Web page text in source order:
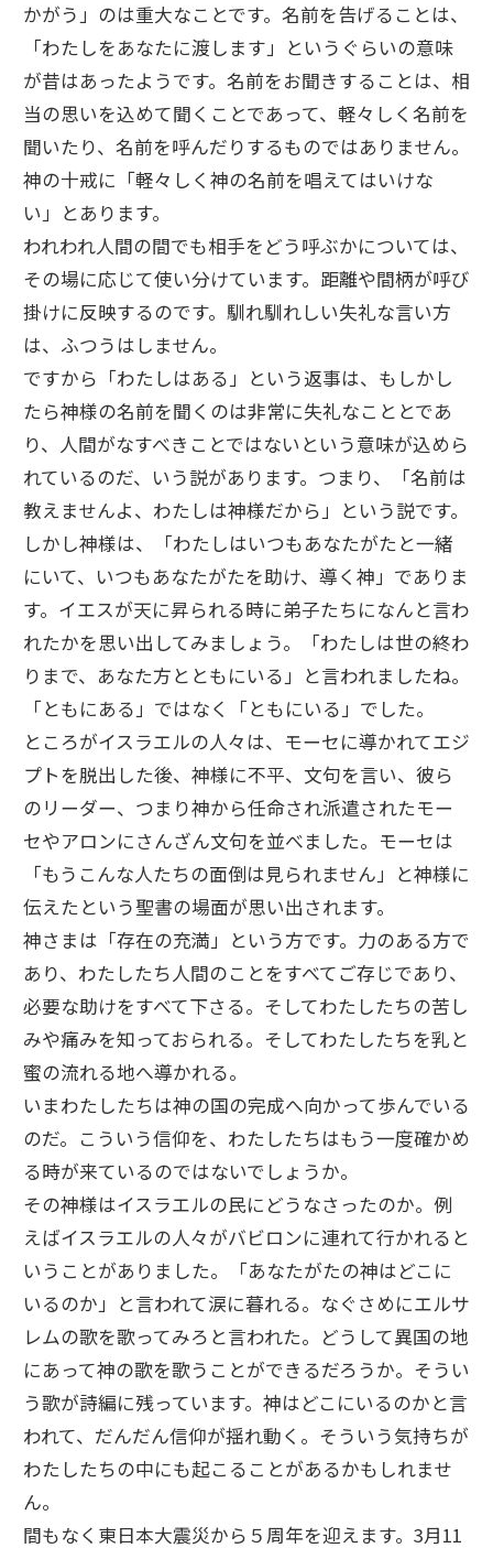
かがう」のは重大なことです。名前を告げることは、
「わたしをあなたに渡します」というぐらいの意味
が昔はあったようです。名前をお聞きすることは、相
当の思いを込めて聞くことであって、軽々しく名前を
聞いたり、名前を呼んだりするものではありません。
神の十戒に「軽々しく神の名前を唱えてはいけな
い」とあります。
われわれ人間の間でも相手をどう呼ぶかについては、
その場に応じて使い分けています。距離や間柄が呼び
掛けに反映するのです。馴れ馴れしい失礼な言い方
は、ふつうはしません。
ですから「わたしはある」という返事は、もしかし
たら神様の名前を聞くのは非常に失礼なこととであ
り、人間がなすべきことではないという意味が込めら
れているのだ、いう説があります。つまり、「名前は
教えませんよ、わたしは神様だから」という説です。
しかし神様は、「わたしはいつもあなたがたと一緒
にいて、いつもあなたがたを助け、導く神」でありま
す。イエスが天に昇られる時に弟子たちになんと言わ
れたかを思い出してみましょう。「わたしは世の終わ
りまで、あなた方とともにいる」と言われましたね。
「ともにある」ではなく「ともにいる」でした。
ところがイスラエルの人々は、モーセに導かれてエジ
プトを脱出した後、神様に不平、文句を言い、彼ら
のリーダー、つまり神から任命され派遣されたモー
セやアロンにさんざん文句を並べました。モーセは
「もうこんな人たちの面倒は見られません」と神様に
伝えたという聖書の場面が思い出されます。
神さまは「存在の充満」という方です。力のある方で
あり、わたしたち人間のことをすべてご存じであり、
必要な助けをすべて下さる。そしてわたしたちの苦し
みや痛みを知っておられる。そしてわたしたちを乳と
蜜の流れる地へ導かれる。
いまわたしたちは神の国の完成へ向かって歩んでいる
のだ。こういう信仰を、わたしたちはもう一度確かめ
る時が来ているのではないでしょうか。
その神様はイスラエルの民にどうなさったのか。例
えばイスラエルの人々がバビロンに連れて行かれると
いうことがありました。「あなたがたの神はどこに
いるのか」と言われて涙に暮れる。なぐさめにエルサ
レムの歌を歌ってみろと言われた。どうして異国の地
にあって神の歌を歌うことができるだろうか。そうい
う歌が詩編に残っています。神はどこにいるのかと言
われて、だんだん信仰が揺れ動く。そういう気持ちが
わたしたちの中にも起こることがあるかもしれませ
ん。
間もなく東日本大震災から５周年を迎えます。3月11